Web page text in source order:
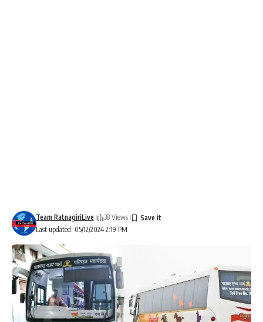
Last updated: 05/12/2024 2:19 PM
Team RatnagiriLive 38 Views